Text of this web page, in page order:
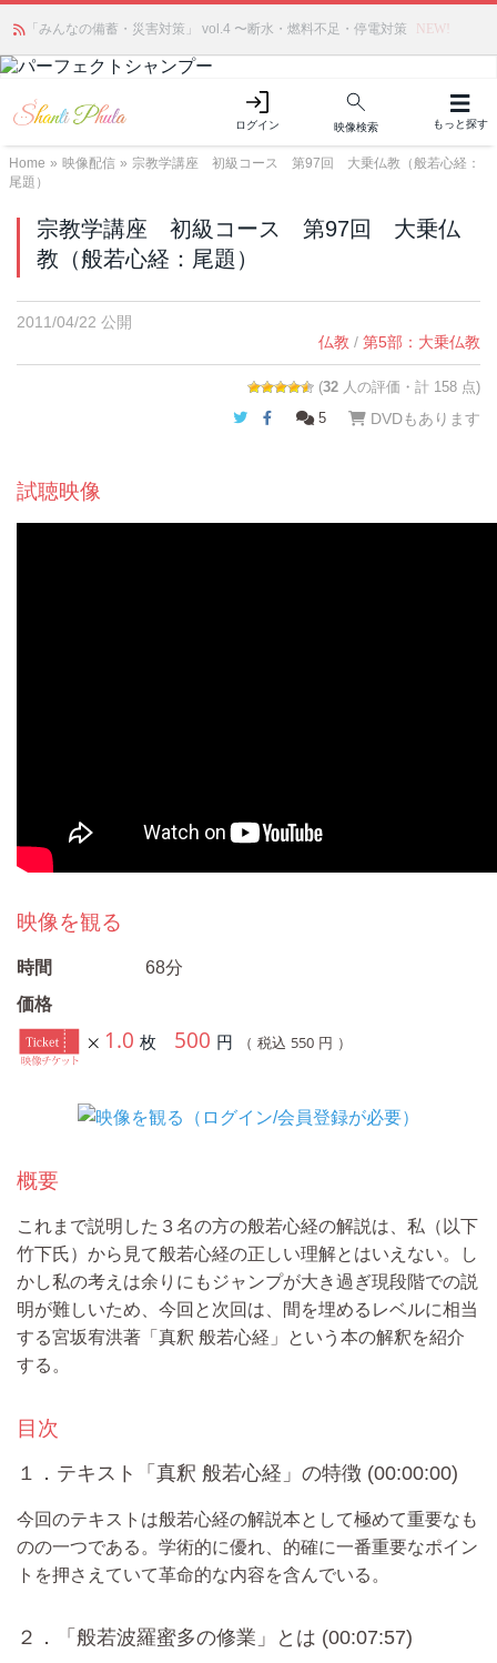
「みんなの備蓄・災害対策」 vol.4 〜断水・燃料不足・停電対策 NEW!
ログイン 映像検索 もっと探す
Home » 映像配信 » 宗教学講座 初級コース 第97回 大乗仏教（般若心経：
尾題）
宗教学講座 初級コース 第97回 大乗仏
教（般若心経：尾題）
2011/04/22 公開
仏教 / 第5部：大乗仏教
(32 人の評価・計 158 点)
Twitter
Facebook
5 DVDもあります
試聴映像
映像を観る
時間
68分
価格
1.0 枚 500 円 （ 税込 550 円 ）
概要
これまで説明した３名の方の般若心経の解説は、私（以下
竹下氏）から見て般若心経の正しい理解とはいえない。し
かし私の考えは余りにもジャンプが大き過ぎ現段階での説
明が難しいため、今回と次回は、間を埋めるレベルに相当
する宮坂宥洪著「真釈 般若心経」という本の解釈を紹介
する。
目次
１．テキスト「真釈 般若心経」の特徴 (00:00:00)
今回のテキストは般若心経の解説本として極めて重要なも
のの一つである。学術的に優れ、的確に一番重要なポイン
トを押さえていて革命的な内容を含んでいる。
２．「般若波羅蜜多の修業」とは (00:07:57)